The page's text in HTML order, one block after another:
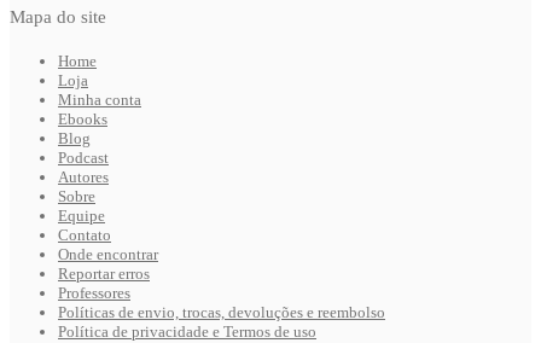
Mapa do site
Home
Loja
Minha conta
Ebooks
Blog
Podcast
Autores
Sobre
Equipe
Contato
Onde encontrar
Reportar erros
Professores
Políticas de envio, trocas, devoluções e reembolso
Política de privacidade e Termos de uso